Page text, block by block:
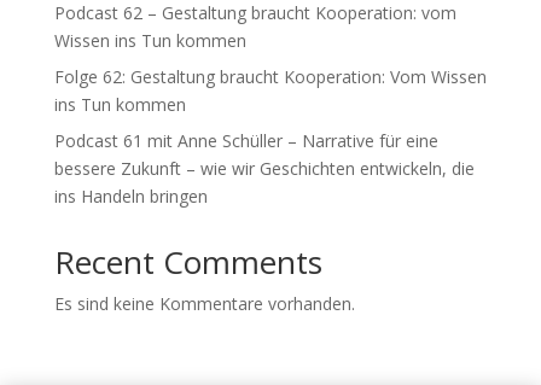
Podcast 62 – Gestaltung braucht Kooperation: vom
Wissen ins Tun kommen
Folge 62: Gestaltung braucht Kooperation: Vom Wissen
ins Tun kommen
Podcast 61 mit Anne Schüller – Narrative für eine
bessere Zukunft – wie wir Geschichten entwickeln, die
ins Handeln bringen
Recent Comments
Es sind keine Kommentare vorhanden.